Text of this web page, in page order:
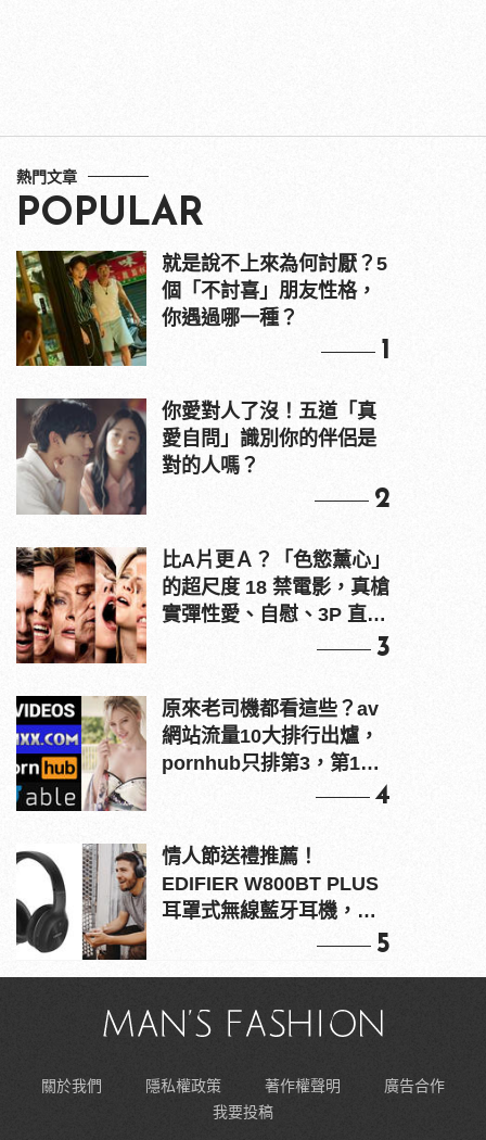
熱門文章
POPULAR
就是說不上來為何討厭？5
個「不討喜」朋友性格，
你遇過哪一種？
1
你愛對人了沒！五道「真
愛自問」識別你的伴侶是
對的人嗎？
2
比A片更Ａ？「色慾薰心」
的超尺度 18 禁電影，真槍
實彈性愛、自慰、3P 直接
3
原來老司機都看這些？av
網站流量10大排行出爐，
pornhub只排第3，第1名
4
情人節送禮推薦！
EDIFIER W800BT PLUS
耳罩式無線藍牙耳機，在
5
關於我們 隱私權政策 著作權聲明
廣告合作
我要投稿